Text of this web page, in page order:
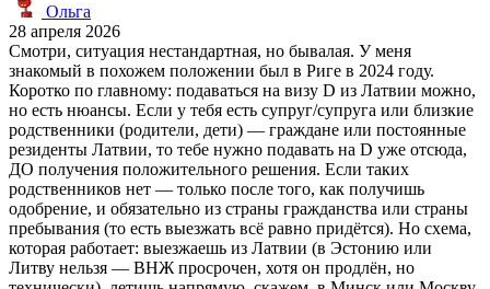
Ольга
28 апреля 2026
Смотри, ситуация нестандартная, но бывалая. У меня
знакомый в похожем положении был в Риге в 2024 году.
Коротко по главному: подаваться на визу D из Латвии можно,
но есть нюансы. Если у тебя есть супруг/супруга или близкие
родственники (родители, дети) — граждане или постоянные
резиденты Латвии, то тебе нужно подавать на D уже отсюда,
ДО получения положительного решения. Если таких
родственников нет — только после того, как получишь
одобрение, и обязательно из страны гражданства или страны
пребывания (то есть выезжать всё равно придётся). Но схема,
которая работает: выезжаешь из Латвии (в Эстонию или
Литву нельзя — ВНЖ просрочен, хотя он продлён, но